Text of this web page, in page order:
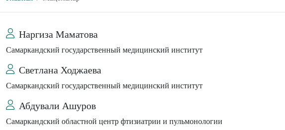
Наргиза Маматова
Самаркандский государственный медицинский институт
Светлана Ходжаева
Самаркандский государственный медицинский институт
Абдували Ашуров
Самаркандский областной центр фтизиатрии и пульмонологии